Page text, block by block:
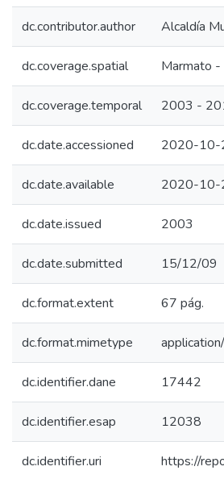
dc.contributor.author Alcaldía
dc.coverage.spatial Marmato -
dc.coverage.temporal 2003 -
dc.date.accessioned 2020-10-
dc.date.available 2020-10-
dc.date.issued 2003
dc.date.submitted 15/12/09
dc.format.extent 67 pág.
dc.format.mimetype
dc.identifier.dane 17442
dc.identifier.esap 12038
dc.identifier.uri https://